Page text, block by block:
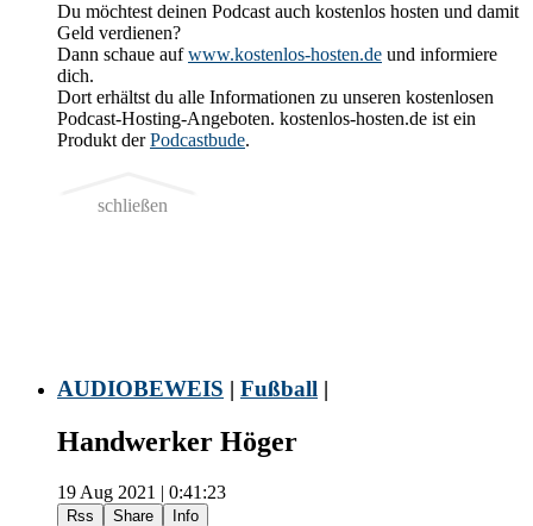
Du möchtest deinen Podcast auch kostenlos hosten und damit
Geld verdienen?
Dann schaue aufwww.kostenlos-hosten.de und informiere
dich.
Dort erhältst du alle Informationen zu unseren kostenlosen
Podcast-Hosting-Angeboten. kostenlos-hosten.de ist ein
Produkt derPodcastbude.
schließen
AUDIOBEWEIS | Fußball |
Handwerker Höger
19 Aug 2021 | 0:41:23
Rss Share Info